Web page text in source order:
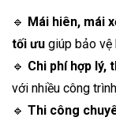
🔹 Mái hiên, mái
tối ưu giúp bảo vệ
🔹 Chi phí hợp lý,
với nhiều công
🔹 Thi công